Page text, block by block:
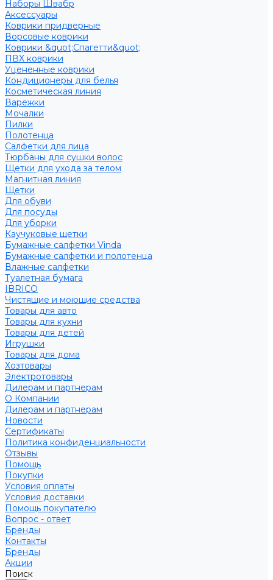
Наборы Швабр
Аксессуары
Коврики придверные
Ворсовые коврики
Коврики &quot;Спагетти&quot;
ПВХ коврики
Уцененные коврики
Кондиционеры для белья
Косметическая линия
Варежки
Мочалки
Пилки
Полотенца
Салфетки для лица
Тюрбаны для сушки волос
Щетки для ухода за телом
Магнитная линия
Щетки
Для обуви
Для посуды
Для уборки
Каучуковые щетки
Бумажные салфетки Vinda
Бумажные салфетки и полотенца
Влажные салфетки
Туалетная бумага
IBRICO
Чистящие и моющие средства
Товары для авто
Товары для кухни
Товары для детей
Игрушки
Товары для дома
Хозтовары
Электротовары
Дилерам и партнерам
О Компании
Дилерам и партнерам
Новости
Сертификаты
Политика конфиденциальности
Отзывы
Помощь
Покупки
Условия оплаты
Условия доставки
Помощь покупателю
Вопрос - ответ
Бренды
Контакты
Бренды
Акции
Поиск